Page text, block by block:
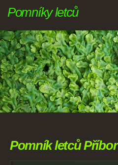
Pomníky letců
Pomník letců Příbor